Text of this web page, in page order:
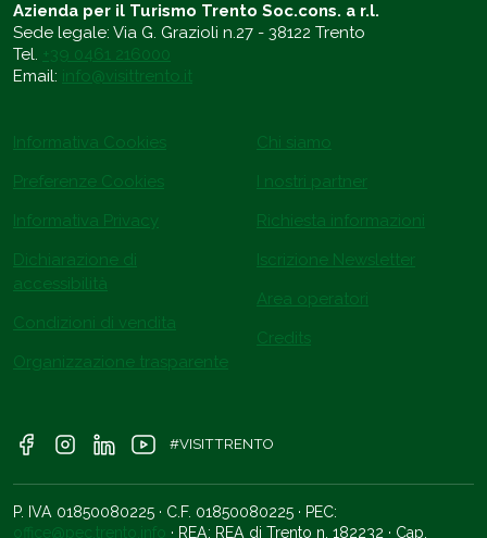
Azienda per il Turismo Trento Soc.cons. a r.l.
Sede legale: Via G. Grazioli n.27 - 38122 Trento
Tel. +39 0461 216000
Email: info@visittrento.it
Informativa Cookies
Preferenze Cookies
Informativa Privacy
Dichiarazione di
accessibilità
Condizioni di vendita
Organizzazione trasparente
Chi siamo
I nostri partner
Richiesta informazioni
Iscrizione Newsletter
Area operatori
Credits
#VISITTRENTO
P. IVA 01850080225 · C.F. 01850080225 · PEC:
office@pec.trento.info · REA: REA di Trento n. 182232 · Cap.